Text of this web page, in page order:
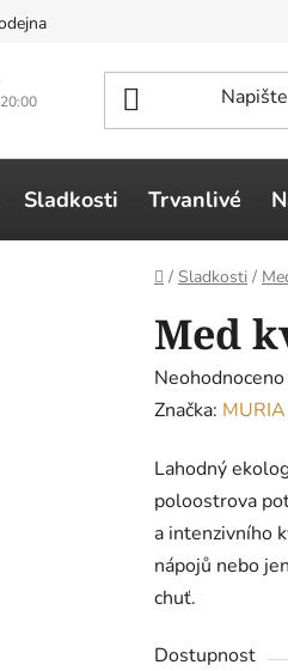
Sladkosti Trvanlivé
Domů
/ Sladkosti /
Med
Průměrné
hodnocení
je
0,0
z
5
hvězdiček.
Neohodnoceno
Značka: MURIA
Lahodný
poloostrova
a intenzivního
nápojů nebo
chuť.
Dostupnost